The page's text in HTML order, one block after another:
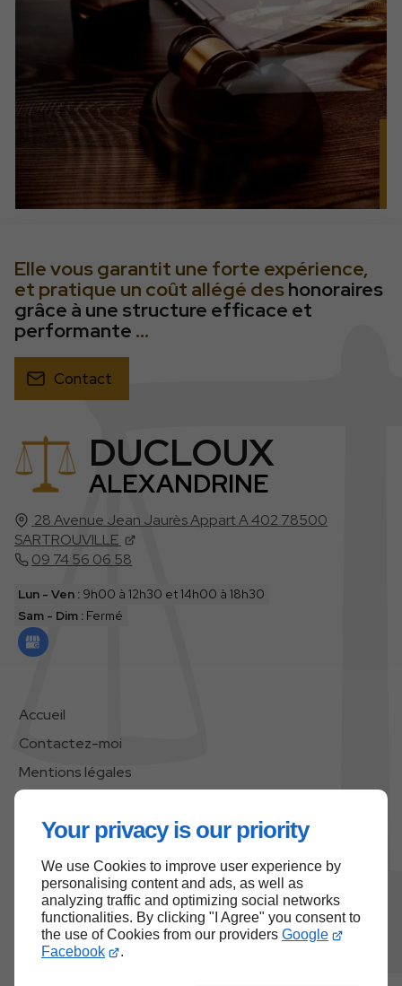
Your privacy is our priority
We use Cookies to improve user experience by
personalising content and ads, as well as
analyzing traffic and optimizing social networks
functionalities. By clicking "I Agree" you consent to
the use of Cookies from our providers Google
Facebook
.
DUCLOUX
ALEXANDRINE
28 Avenue Jean Jaurès Appart A 402 78500
SARTROUVILLE
09 74 56 06 58
Lun - Ven : 9h00 à 12h30 et 14h00 à 18h30
Sam - Dim : Fermé
Accueil
Contactez-moi
Mentions légales
Elle vous garantit une forte expérience,
et pratique un coût allégé deshonoraires
grâce à une structure efficace et
performante ...
Contact
Haut de page